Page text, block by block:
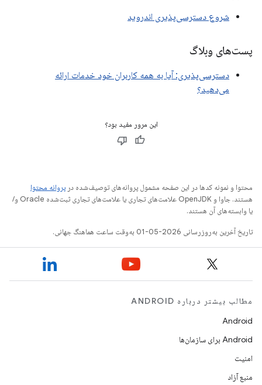
شروع دسترسی‌پذیری اندروید
پست‌های وبلاگ
دسترسی‌پذیری: آیا به همه کاربران خود خدمات ارائه
می‌دهید؟
این مرور مفید بود؟
محتوا و نمونه کدها در این صفحه مشمول پروانه‌های توصیف‌شده در پروانه محتوا
هستند. جاوا و OpenJDK علامت‌های تجاری یا علامت‌های تجاری ثبت‌شده Oracle و/
یا وابسته‌های آن هستند.
تاریخ آخرین به‌روزرسانی 2026-05-01 به‌وقت ساعت هماهنگ جهانی.
مطالب بیشتر درباره ANDROID
Android
Android برای سازمان‌ها
امنیت
منبع آزاد